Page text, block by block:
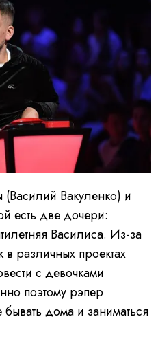
(Василий Вакуленко) и
есть две дочери:
Василиса. Из-за
в различных проектах
с девочками
поэтому рэпер
дома и заниматься